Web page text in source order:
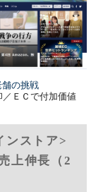
舗の挑戦
ＥＣで付加価値
ンストア>
上伸長（2